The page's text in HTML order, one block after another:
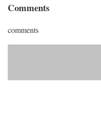
Comments
comments